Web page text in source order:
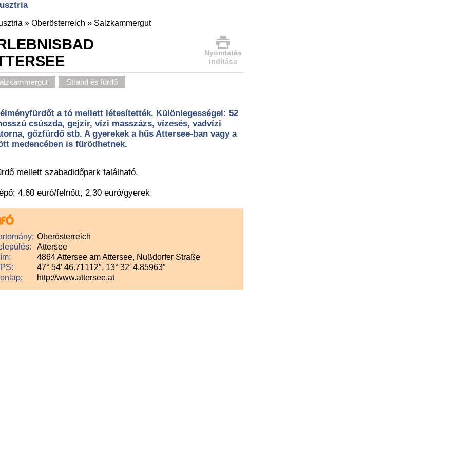
» Oberösterreich » Salzkammergut
Nyomtatás
indítása
Strand és fürdő
a tó mellett létesítették. Különlegességei: 52
csúszda, gejzír, vízi masszázs, vízesés, vadvízi
gőzfürdő stb. A gyerekek a hűs Attersee-ban vagy a
medencében is fürödhetnek.
mellett szabadidőpark található.
4,60 euró/felnőtt, 2,30 euró/gyerek
Oberösterreich
Attersee
4864 Attersee am Attersee, Nußdorfer Straße
47° 54′ 46.71112″, 13° 32′ 4.85963″
http://www.attersee.at